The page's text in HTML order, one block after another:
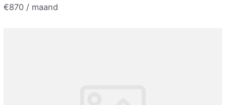
€870 / maand